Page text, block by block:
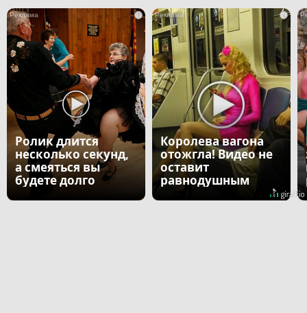
i
Ролик длится
несколько секунд,
а смеяться вы
будете долго
i
Королева вагона
отожгла! Видео не
оставит
равнодушным